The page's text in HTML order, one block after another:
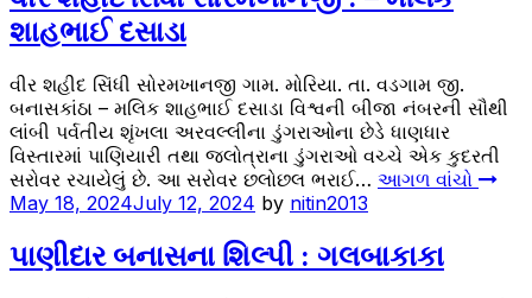
શાહભાઈ દસાડા
વીર શહીદ સિંધી સોરમખાનજી ગામ. મોરિયા. તા. વડગામ જી.
બનાસકાંઠા – મલિક શાહભાઈ દસાડા વિશ્વની બીજા નંબરની સૌથી
લાંબી પર્વતીય શૃંખલા અરવલ્લીના ડુંગરાઓના છેડે ધાણધાર
વિસ્તારમાં પાણિયારી તથા જલોત્રાના ડુંગરાઓ વચ્ચે એક કુદરતી
સરોવર રચાયેલું છે. આ સરોવર છલોછલ ભરાઈ… આગળ વાંચો
May 18, 2024July 12, 2024 by nitin2013
પાણીદાર બનાસના શિલ્પી : ગલબાકાકા